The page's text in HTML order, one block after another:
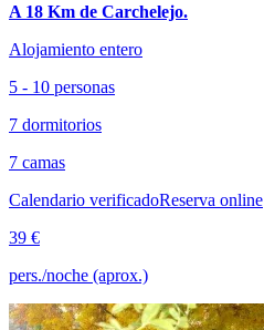
A 18 Km de Carchelejo.
Alojamiento entero
5 - 10 personas
7 dormitorios
7 camas
Calendario verificadoReserva online
39 €
pers./noche (aprox.)